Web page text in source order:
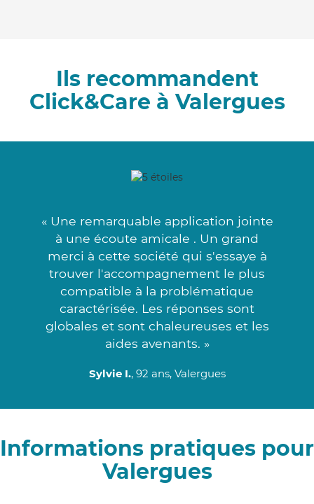
Ils recommandent
Click&Care à Valergues
« Une remarquable application jointe
à une écoute amicale . Un grand
merci à cette société qui s'essaye à
trouver l'accompagnement le plus
compatible à la problématique
caractérisée. Les réponses sont
globales et sont chaleureuses et les
aides avenants. »
Sylvie I., 92 ans, Valergues
Informations pratiques pour
Valergues